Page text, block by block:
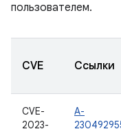
пользователем.
CVE Ссылки
CVE-
2023-
A-